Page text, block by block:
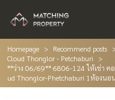
Homepage Recommend posts
Cloud Thonglor - Petchaburi
**ว่าง 06/69** 6806-124 ให้เช่า ค
ud Thonglor-Phetchaburi 1ห้องนอน